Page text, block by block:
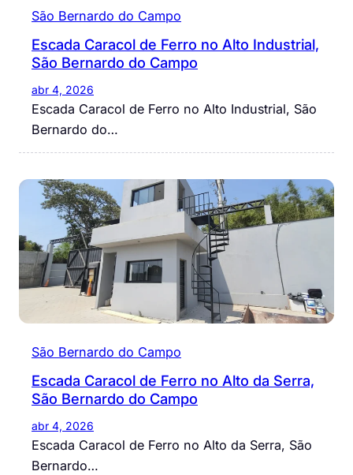
São Bernardo do Campo
Escada Caracol de Ferro no Alto Industrial,
São Bernardo do Campo
abr 4, 2026
Escada Caracol de Ferro no Alto Industrial, São
Bernardo do…
São Bernardo do Campo
Escada Caracol de Ferro no Alto da Serra,
São Bernardo do Campo
abr 4, 2026
Escada Caracol de Ferro no Alto da Serra, São
Bernardo…